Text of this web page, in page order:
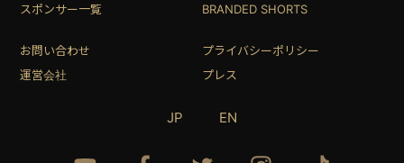
スポンサー一覧
BRANDED SHORTS
お問い合わせ
プライバシーポリシー
運営会社
プレス
JP EN